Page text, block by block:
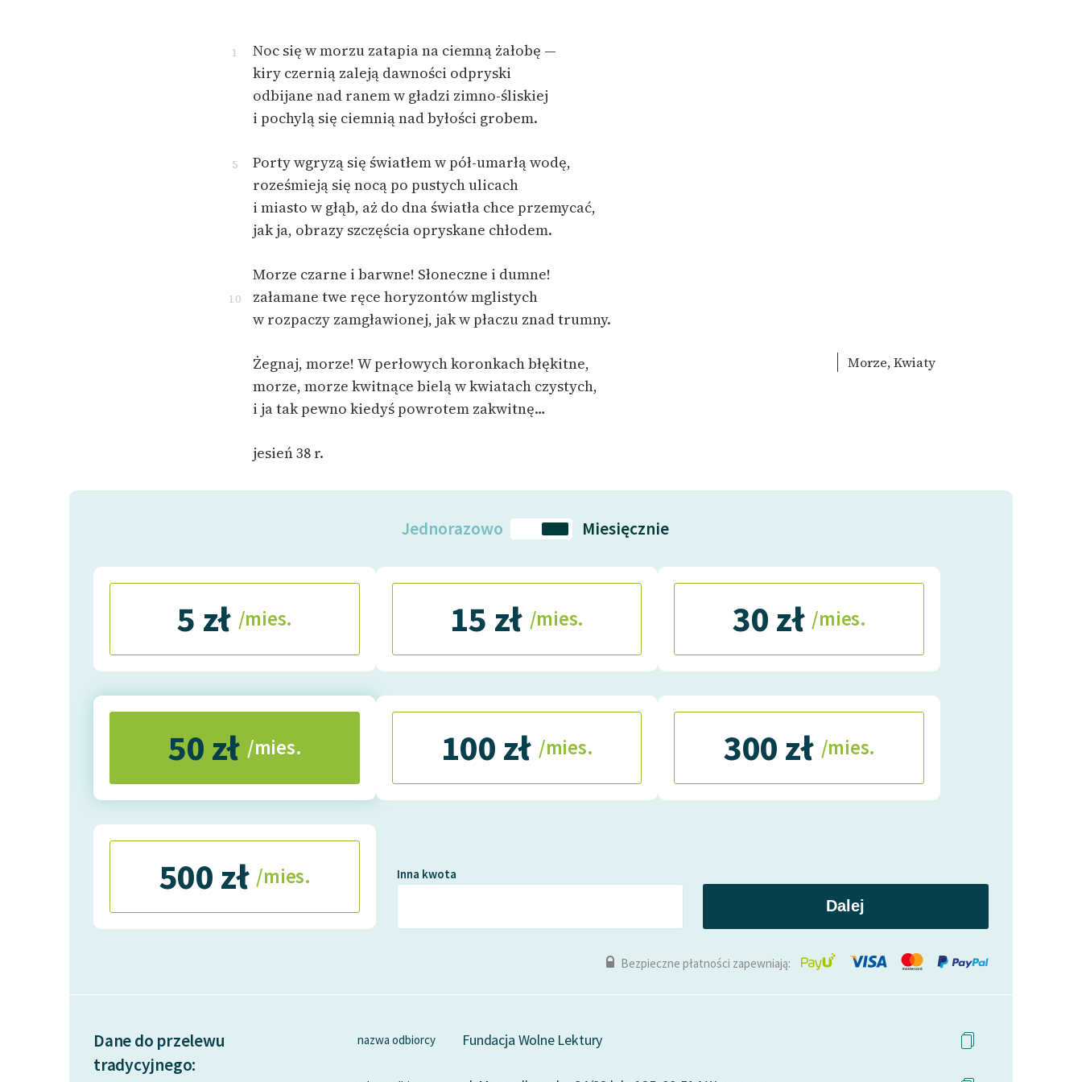
Szkoła Poezji Wolnych Lektur
1
Noc się w morzu zatapia na ciemną żałobę —
kiry czernią zaleją dawności odpryski
odbijane nad ranem w gładzi zimno-śliskiej
i pochylą się ciemnią nad byłości grobem.
5
Porty wgryzą się światłem w pół-umarłą wodę,
roześmieją się nocą po pustych ulicach
i miasto w głąb, aż do dna światła chce przemycać,
jak ja, obrazy szczęścia opryskane chłodem.
Morze czarne i barwne! Słoneczne i dumne!
10
załamane twe ręce horyzontów mglistych
w rozpaczy zamgławionej, jak w płaczu znad trumny.
Żegnaj, morze! Morze, Kwiaty
W perłowych koronkach błękitne,
morze, morze kwitnące bielą w kwiatach czystych,
i ja tak pewno kiedyś powrotem zakwitnę…
jesień 38 r.
Jednorazowo Miesięcznie
5 zł /mies. 15 zł /mies. 30 zł /mies.
50 zł /mies. 100 zł /mies. 300 zł /mies.
500 zł /mies. Inna kwota
Dalej
Bezpieczne płatności zapewniają:
Dane do przelewu
tradycyjnego:
nazwa odbiorcy Fundacja Wolne Lektury